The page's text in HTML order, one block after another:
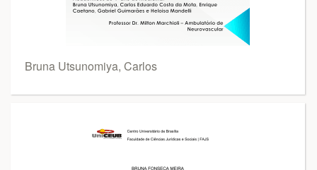
Bruna Utsunomiya, Carlos